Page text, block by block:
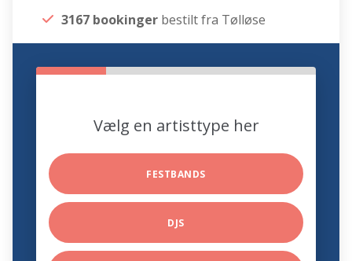
3167 bookinger bestilt fra Tølløse
Vælg en artisttype her
FESTBANDS
DJS